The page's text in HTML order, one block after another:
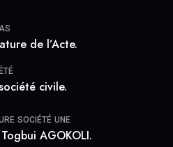
de l’Acte.
civile.
SOCIÉTÉ UNE
AGOKOLI.